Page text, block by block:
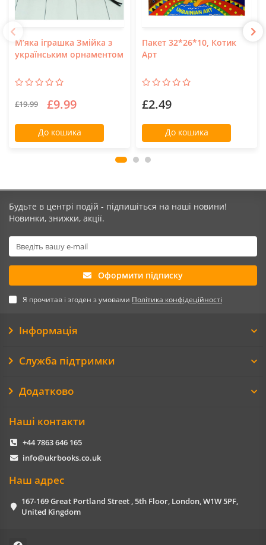
М’яка іграшка Змійка з
українським орнаментом
£19.99 £9.99
До кошика
Пакет 32*26*10, Котик
Арт
£2.49
До кошика
Будьте в центрі подій - підпишіться на наші новини!
Новинки, знижки, акції.
Оформити підписку
Я прочитав і згоден з умовами Політика конфідеційності
Інформація
Служба підтримки
Додатково
Наші контакти
+44 7863 646 165
info@ukrbooks.co.uk
Наш адрес
167-169 Great Portland Street , 5th Floor, London, W1W 5PF,
United Kingdom